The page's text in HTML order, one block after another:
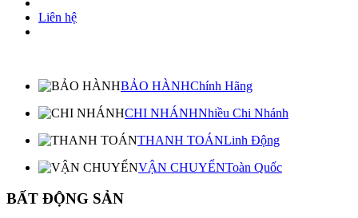
Liên hệ
BẢO HÀNHChính Hãng
CHI NHÁNHNhiều Chi Nhánh
THANH TOÁNLinh Động
VẬN CHUYỂNToàn Quốc
BẤT ĐỘNG SẢN